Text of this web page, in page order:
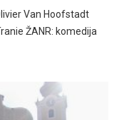
Van Hoofstadt
ŽANR: komedija